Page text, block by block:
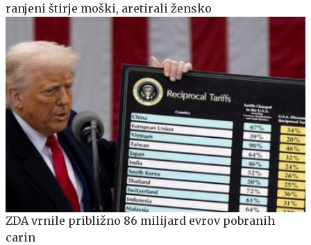
ranjeni štirje moški, aretirali žensko
ZDA vrnile približno 86 milijard evrov pobranih
carin